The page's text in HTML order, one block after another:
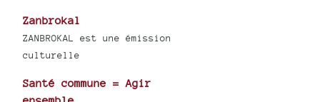
Zanbrokal
ZANBROKAL est une émission
culturelle
Santé commune = Agir